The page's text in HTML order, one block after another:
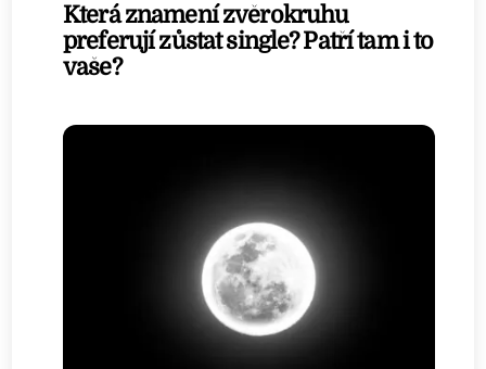
Která znamení zvěrokruhu
preferují zůstat single? Patří tam i to
vaše?